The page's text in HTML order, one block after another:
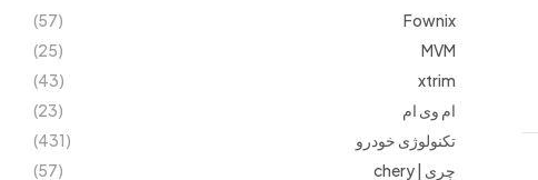
Fownix
(57)
MVM
(25)
xtrim
(43)
ام وی ام
(23)
تکنولوژی خودرو
(431)
چری | chery
(57)